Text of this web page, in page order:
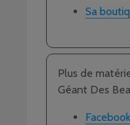
Sa
Plus de
Géant Des
Facebook